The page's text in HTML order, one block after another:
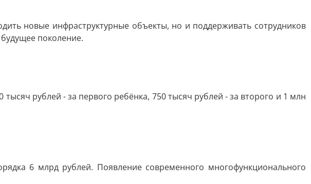
новые инфраструктурные объекты, но и поддерживать сотрудников
поколение.
рублей - за первого ребёнка, 750 тысяч рублей - за второго и 1 млн
6 млрд рублей. Появление современного многофункционального